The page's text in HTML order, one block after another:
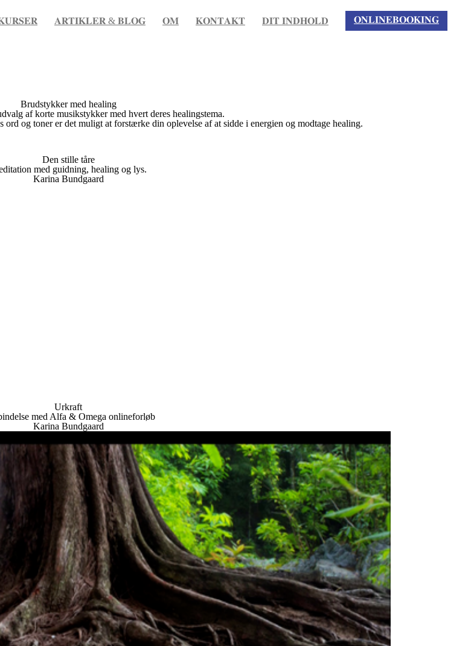
𝐀𝐑𝐓𝐈𝐊𝐋𝐄𝐑 & 𝐁𝐋𝐎𝐆 𝐎𝐌 𝐊𝐎𝐍𝐓𝐀𝐊𝐓 𝐃𝐈𝐓 𝐈𝐍𝐃𝐇𝐎𝐋𝐃 𝐎𝐍𝐋𝐈𝐍𝐄𝐁𝐎𝐎𝐊𝐈𝐍𝐆
Brudstykker med healing
af korte musikstykker med hvert deres healingstema.
og toner er det muligt at forstærke din oplevelse af at sidde i energien og modtage healing.
Den stille tåre
med guidning, healing og lys.
Karina Bundgaard
Urkraft
med Alfa & Omega onlineforløb
Karina Bundgaard